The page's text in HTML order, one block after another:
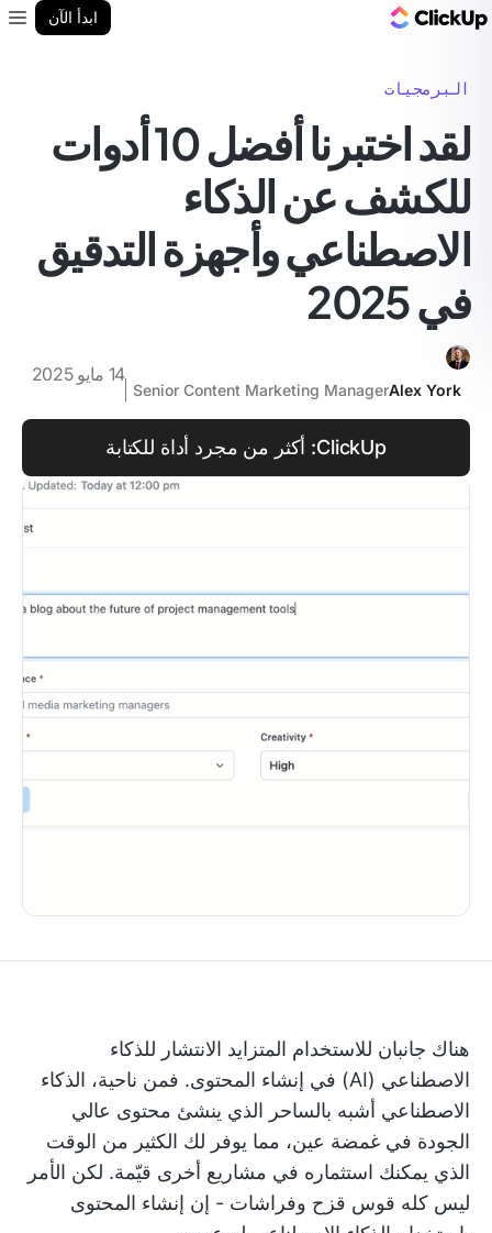
ابدأ الآن
البرمجيات
لقد اختبرنا أفضل 10 أدوات
للكشف عن الذكاء
الاصطناعي وأجهزة التدقيق
في 2025
Alex York
Senior Content Marketing Manager
14 مايو 2025
ClickUp: أكثر من مجرد أداة للكتابة
هناك جانبان للاستخدام المتزايد الانتشار للذكاء
الاصطناعي (AI) في إنشاء المحتوى. فمن ناحية، الذكاء
الاصطناعي أشبه بالساحر الذي ينشئ محتوى عالي
الجودة في غمضة عين، مما يوفر لك الكثير من الوقت
الذي يمكنك استثماره في مشاريع أخرى قيّمة. لكن الأمر
ليس كله قوس قزح وفراشات - إن إنشاء المحتوى